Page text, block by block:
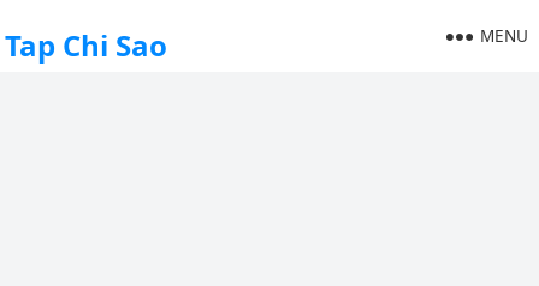
Tap Chi Sao MENU